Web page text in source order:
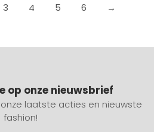
3 4 5 6 →
op onze nieuwsbrief
laatste acties en nieuwste
fashion!